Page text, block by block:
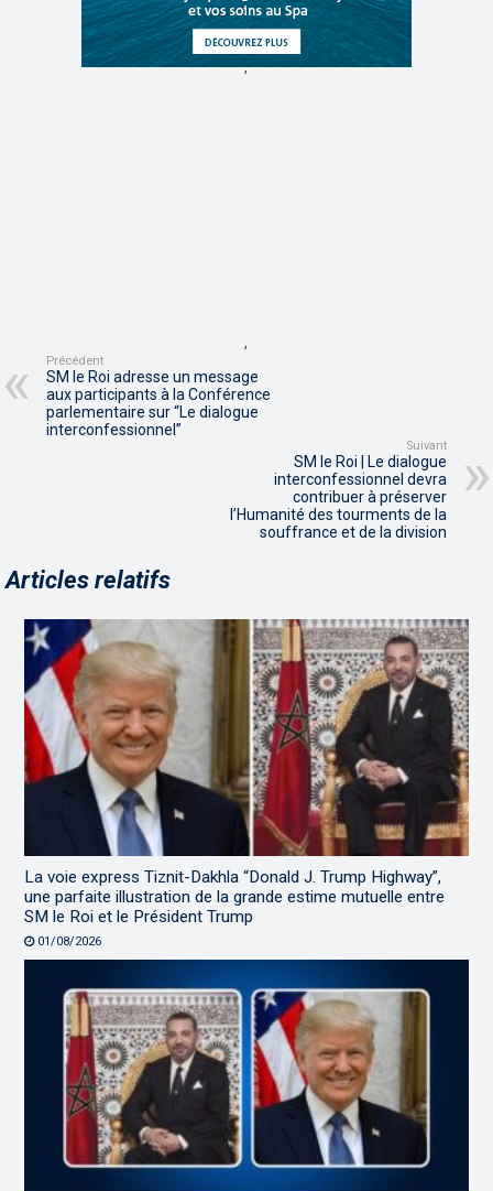
,
,
Précédent
SM le Roi adresse un message
aux participants à la Conférence
parlementaire sur “Le dialogue
interconfessionnel”
Suivant
SM le Roi | Le dialogue
interconfessionnel devra
contribuer à préserver
l’Humanité des tourments de la
souffrance et de la division
Articles relatifs
La voie express Tiznit-Dakhla “Donald J. Trump Highway”,
une parfaite illustration de la grande estime mutuelle entre
SM le Roi et le Président Trump
01/08/2026